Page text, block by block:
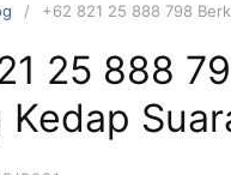
+62 821 25 888 798
25 888
Kedap